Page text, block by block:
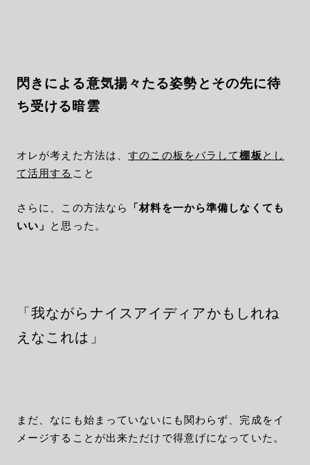
閃きによる意気揚々たる姿勢とその先に待
ち受ける暗雲
オレが考えた方法は、すのこの板をバラして棚板 とし
て活用する こと
さらに、この方法なら
「材料を一から準備しなくても
いい」 と思った。
「我ながらナイスアイディアかもしれね
えなこれは」
まだ、なにも始まっていないにも関わらず、完成をイ
メージすることが出来ただけで得意げになっていた。